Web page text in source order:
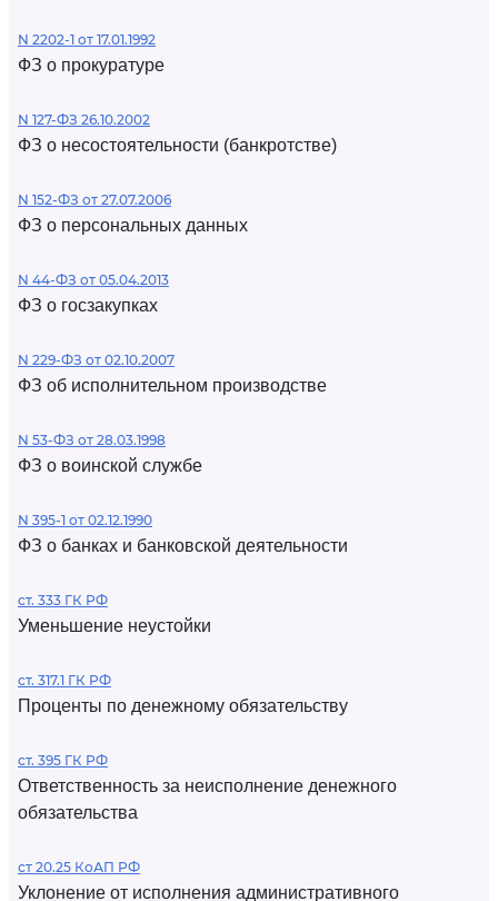
N 2202-1 от 17.01.1992
ФЗ о прокуратуре
N 127-ФЗ 26.10.2002
ФЗ о несостоятельности (банкротстве)
N 152-ФЗ от 27.07.2006
ФЗ о персональных данных
N 44-ФЗ от 05.04.2013
ФЗ о госзакупках
N 229-ФЗ от 02.10.2007
ФЗ об исполнительном производстве
N 53-ФЗ от 28.03.1998
ФЗ о воинской службе
N 395-1 от 02.12.1990
ФЗ о банках и банковской деятельности
ст. 333 ГК РФ
Уменьшение неустойки
ст. 317.1 ГК РФ
Проценты по денежному обязательству
ст. 395 ГК РФ
Ответственность за неисполнение денежного
обязательства
ст 20.25 КоАП РФ
Уклонение от исполнения административного